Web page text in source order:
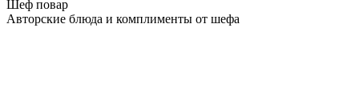
Шеф повар
Авторские блюда и комплименты от шефа